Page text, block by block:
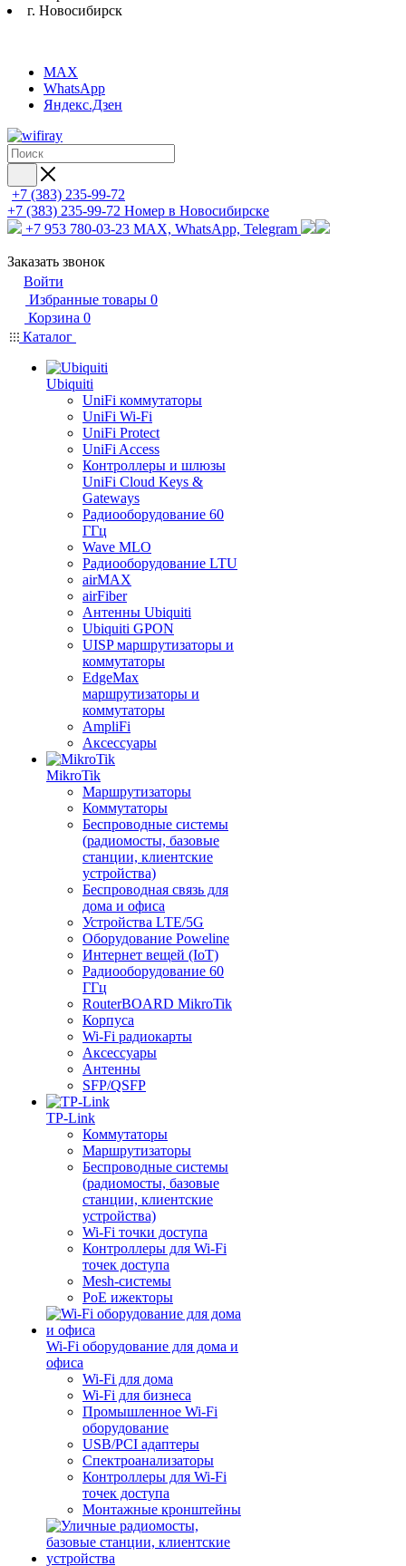
г. Новосибирск
MAX
WhatsApp
Яндекс.Дзен
+7 (383) 235-99-72
+7 (383) 235-99-72 Номер в Новосибирске
+7 953 780-03-23 MAX, WhatsApp, Telegram
Заказать звонок
Войти
Избранные товары 0
Корзина 0
Каталог
Ubiquiti
UniFi коммутаторы
UniFi Wi-Fi
UniFi Protect
UniFi Access
Контроллеры и шлюзы
UniFi Cloud Keys &
Gateways
Радиооборудование 60
ГГц
Wave MLO
Радиооборудование LTU
airMAX
airFiber
Антенны Ubiquiti
Ubiquiti GPON
UISP маршрутизаторы и
коммутаторы
EdgeMax
маршрутизаторы и
коммутаторы
AmpliFi
Аксессуары
MikroTik
Маршрутизаторы
Коммутаторы
Беспроводные системы
(радиомосты, базовые
станции, клиентские
устройства)
Беспроводная связь для
дома и офиса
Устройства LTE/5G
Оборудование Poweline
Интернет вещей (IoT)
Радиооборудование 60
ГГц
RouterBOARD MikroTik
Корпуса
Wi-Fi радиокарты
Аксессуары
Антенны
SFP/QSFP
TP-Link
Коммутаторы
Маршрутизаторы
Беспроводные системы
(радиомосты, базовые
станции, клиентские
устройства)
Wi-Fi точки доступа
Контроллеры для Wi-Fi
точек доступа
Mesh-системы
PoE ижекторы
Wi-Fi оборудование для дома и
офиса
Wi-Fi для дома
Wi-Fi для бизнеса
Промышленное Wi-Fi
оборудование
USB/PCI адаптеры
Cпектроанализаторы
Контроллеры для Wi-Fi
точек доступа
Монтажные кронштейны